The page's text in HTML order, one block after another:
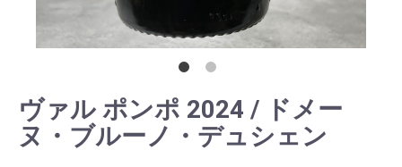
ヴァル ポンポ 2024 / ドメー
ヌ・ブルーノ・デュシェン